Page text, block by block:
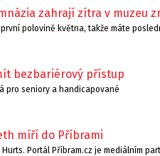
zahrají zítra v muzeu
polovině května, takže máte
bezbariérový přístup
pro seniory a handicapované
míří do Příbrami
Portál Příbram.cz je mediálním